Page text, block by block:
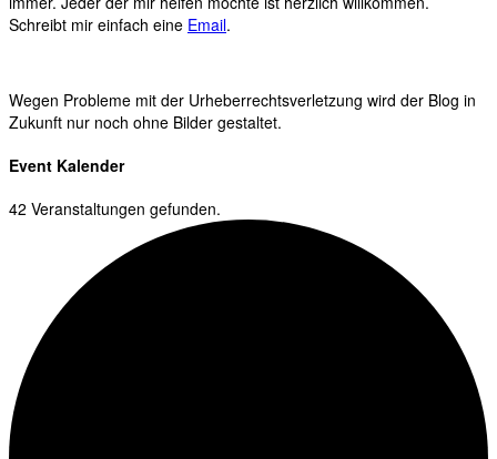
Schreibt mir einfach eine Email.
Wegen Probleme mit der Urheberrechtsverletzung wird der Blog in
Zukunft nur noch ohne Bilder gestaltet.
Event Kalender
42 Veranstaltungen gefunden.